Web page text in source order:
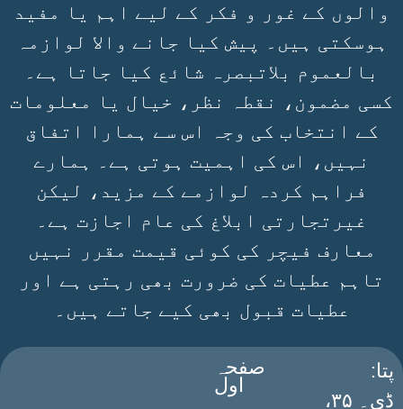
والوں کے غور و فکر کے لیے اہم یا مفید
ہوسکتی ہیں۔ پیش کیا جانے والا لوازمہ
بالعموم بلاتبصرہ شائع کیا جاتا ہے۔
کسی مضمون، نقطہ نظر، خیال یا معلومات
کے انتخاب کی وجہ اس سے ہمارا اتفاق
نہیں، اس کی اہمیت ہوتی ہے۔ ہمارے
فراہم کردہ لوازمے کے مزید، لیکن
غیرتجارتی ابلاغ کی عام اجازت ہے۔
معارف فیچر کی کوئی قیمت مقرر نہیں
تاہم عطیات کی ضرورت بھی رہتی ہے اور
عطیات قبول بھی کیے جاتے ہیں۔
:پتا
ڈی۔ ۳۵،
صفحہ
اول